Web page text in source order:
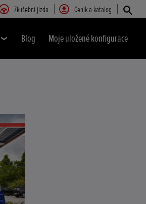
Zkušební jízda Ceník a katalog
Blog Moje uložené konfigurace